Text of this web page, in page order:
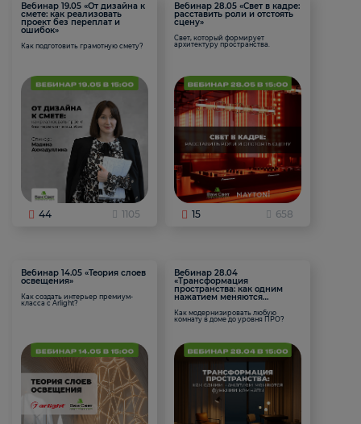
Вебинар 19.05 «От дизайна к
смете: как реализовать
проект без переплат и
ошибок»
Как подготовить грамотную смету?
44 1105
Вебинар 28.05 «Свет в кадре:
расставить роли и отстоять
сцену»
Свет, который формирует
архитектуру пространства.
15 658
Вебинар 14.05 «Теория слоев
освещения»
Как создать интерьер премиум-
класса с Arlight?
Вебинар 28.04
«Трансформация
пространства: как одним
нажатием меняются
Как модернизировать любую
комнату в доме до уровня ПРО?